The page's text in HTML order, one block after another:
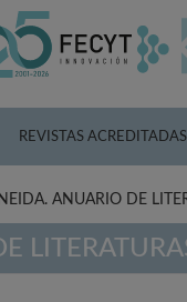
REVISTAS ACREDITADAS
ANUARIO DE